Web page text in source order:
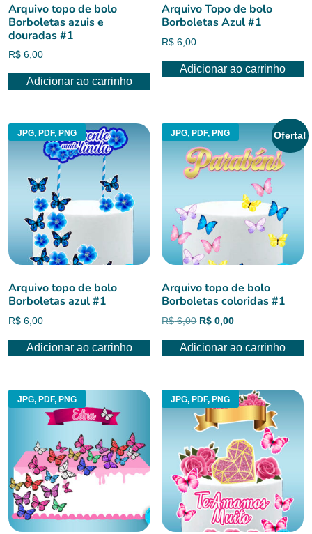
Arquivo topo de bolo
Borboletas azuis e
douradas #1
R$ 6,00
Adicionar ao carrinho
Arquivo Topo de bolo
Borboletas Azul #1
R$ 6,00
Adicionar ao carrinho
JPG, PDF, PNG
Arquivo topo de bolo
Borboletas azul #1
R$ 6,00
Adicionar ao carrinho
JPG, PDF, PNG Oferta!
Arquivo topo de bolo
Borboletas coloridas #1
R$6,00 O
original
R$ 0,00O
atual
Adicionar ao carrinho
JPG, PDF, PNG JPG, PDF, PNG